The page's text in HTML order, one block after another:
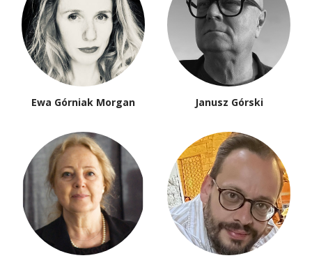
Ewa Górniak Morgan Janusz Górski